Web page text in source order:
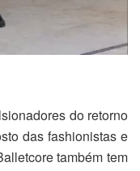
do retorno
das fashionistas e
também tem